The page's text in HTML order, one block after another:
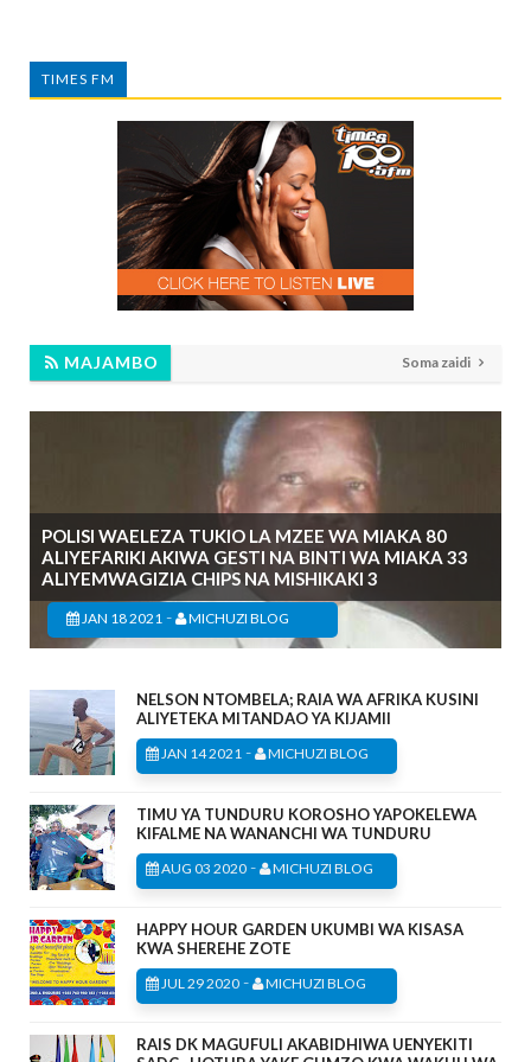
TIMES FM
MAJAMBO Soma zaidi
POLISI WAELEZA TUKIO LA MZEE WA MIAKA 80
ALIYEFARIKI AKIWA GESTI NA BINTI WA MIAKA 33
ALIYEMWAGIZIA CHIPS NA MISHIKAKI 3
JAN 18 2021 - MICHUZI BLOG
NELSON NTOMBELA; RAIA WA AFRIKA KUSINI
ALIYETEKA MITANDAO YA KIJAMII
JAN 14 2021 - MICHUZI BLOG
TIMU YA TUNDURU KOROSHO YAPOKELEWA
KIFALME NA WANANCHI WA TUNDURU
AUG 03 2020 - MICHUZI BLOG
HAPPY HOUR GARDEN UKUMBI WA KISASA
KWA SHEREHE ZOTE
JUL 29 2020 - MICHUZI BLOG
RAIS DK MAGUFULI AKABIDHIWA UENYEKITI